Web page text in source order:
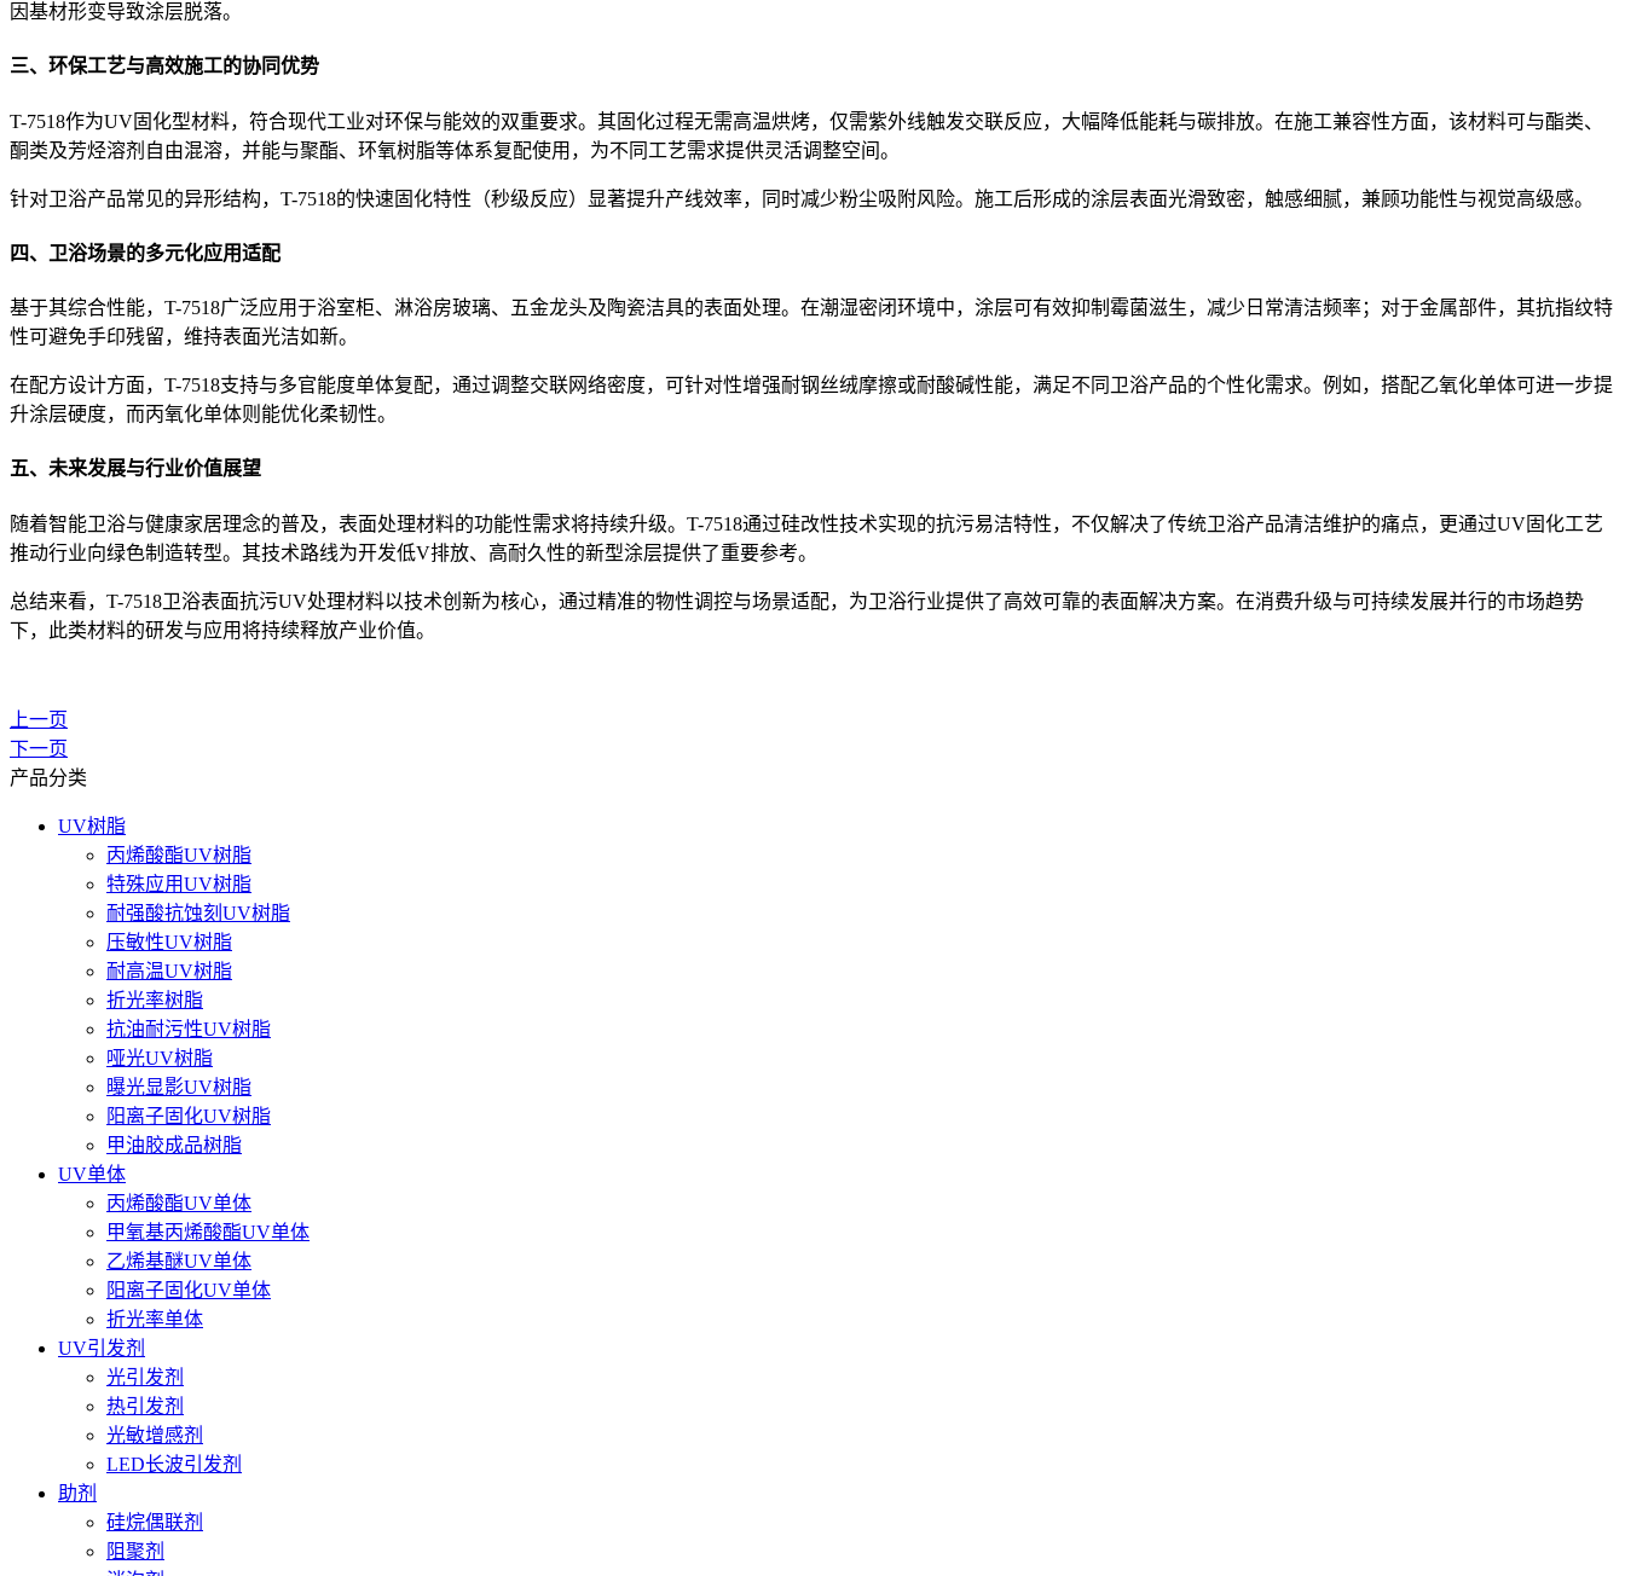
因基材形变导致涂层脱落。
三、环保工艺与高效施工的协同优势
T-7518作为UV固化型材料，符合现代工业对环保与能效的双重要求。其固化过程无需高温烘烤，仅需紫外线触发交联反应，大幅降低能耗与碳排放。在施工兼容性方面，该材料可与酯类、
酮类及芳烃溶剂自由混溶，并能与聚酯、环氧树脂等体系复配使用，为不同工艺需求提供灵活调整空间。
针对卫浴产品常见的异形结构，T-7518的快速固化特性（秒级反应）显著提升产线效率，同时减少粉尘吸附风险。施工后形成的涂层表面光滑致密，触感细腻，兼顾功能性与视觉高级感。
四、卫浴场景的多元化应用适配
基于其综合性能，T-7518广泛应用于浴室柜、淋浴房玻璃、五金龙头及陶瓷洁具的表面处理。在潮湿密闭环境中，涂层可有效抑制霉菌滋生，减少日常清洁频率；对于金属部件，其抗指纹特
性可避免手印残留，维持表面光洁如新。
在配方设计方面，T-7518支持与多官能度单体复配，通过调整交联网络密度，可针对性增强耐钢丝绒摩擦或耐酸碱性能，满足不同卫浴产品的个性化需求。例如，搭配乙氧化单体可进一步提
升涂层硬度，而丙氧化单体则能优化柔韧性。
五、未来发展与行业价值展望
随着智能卫浴与健康家居理念的普及，表面处理材料的功能性需求将持续升级。T-7518通过硅改性技术实现的抗污易洁特性，不仅解决了传统卫浴产品清洁维护的痛点，更通过UV固化工艺
推动行业向绿色制造转型。其技术路线为开发低V排放、高耐久性的新型涂层提供了重要参考。
总结来看，T-7518卫浴表面抗污UV处理材料以技术创新为核心，通过精准的物性调控与场景适配，为卫浴行业提供了高效可靠的表面解决方案。在消费升级与可持续发展并行的市场趋势
下，此类材料的研发与应用将持续释放产业价值。
上一页
下一页
产品分类
UV树脂
丙烯酸酯UV树脂
特殊应用UV树脂
耐强酸抗蚀刻UV树脂
压敏性UV树脂
耐高温UV树脂
折光率树脂
抗油耐污性UV树脂
哑光UV树脂
曝光显影UV树脂
阳离子固化UV树脂
甲油胶成品树脂
UV单体
丙烯酸酯UV单体
甲氧基丙烯酸酯UV单体
乙烯基醚UV单体
阳离子固化UV单体
折光率单体
UV引发剂
光引发剂
热引发剂
光敏增感剂
LED长波引发剂
助剂
硅烷偶联剂
阻聚剂